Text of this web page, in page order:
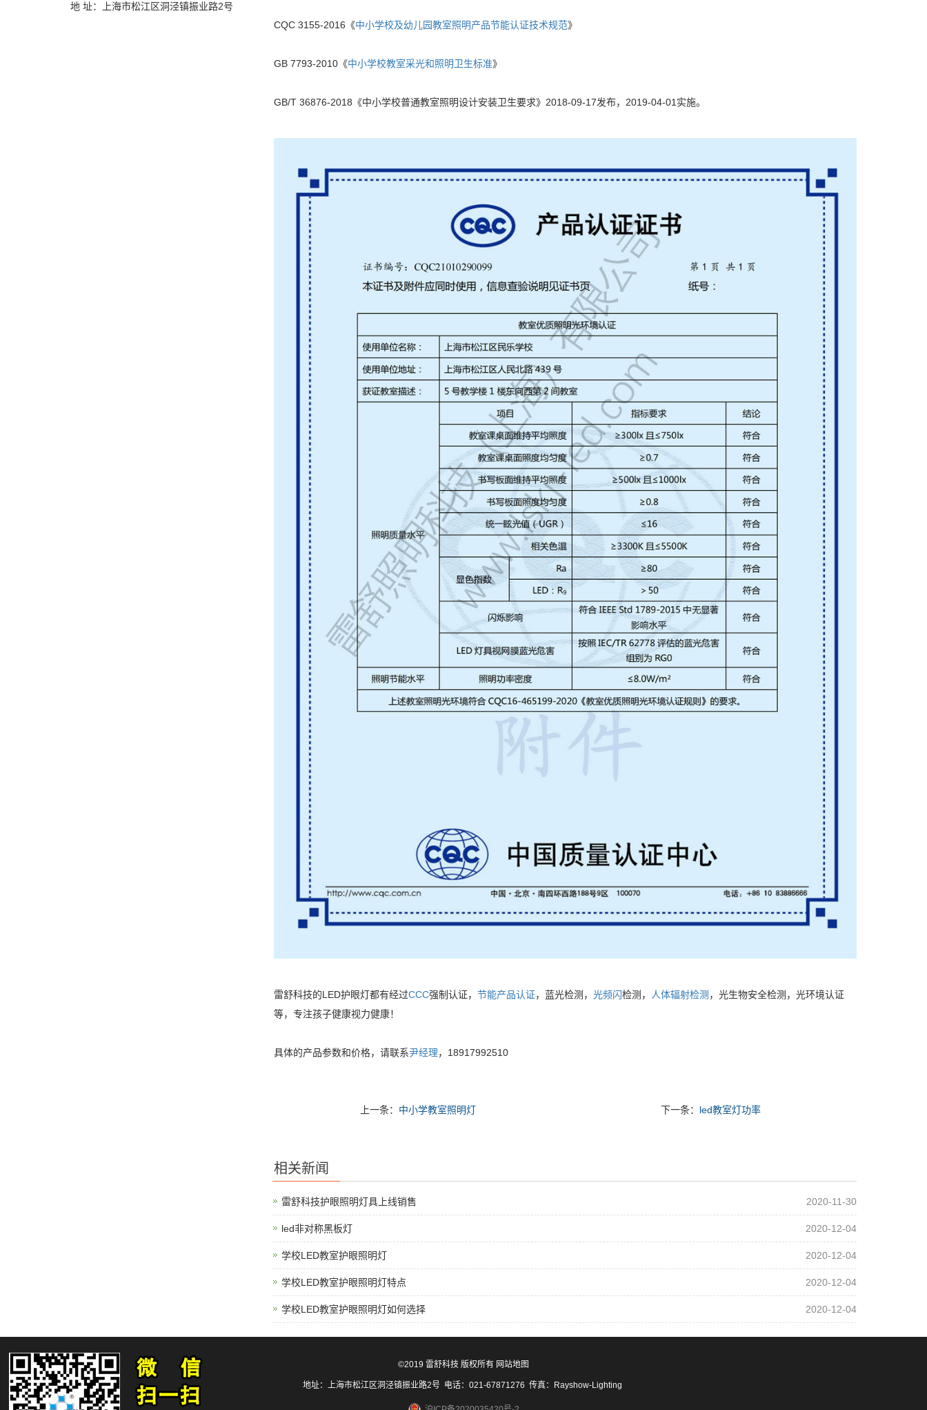
CQC 3155-2016《中小学校及幼儿园教室照明产品节能认证技术规范》
GB 7793-2010《中小学校教室采光和照明卫生标准》
GB/T 36876-2018《中小学校普通教室照明设计安装卫生要求》2018-09-17发布，2019-04-01实施。
雷舒科技的LED护眼灯都有经过CCC强制认证， 节能产品认证，蓝光检测， 光频闪检测， 人体辐射检测 ，光生物安全检测，光环境认证
等，专注孩子健康视力健康！
具体的产品参数和价格，请联系尹经理，18917992510
上一条： 中小学教室照明灯 下一条： led教室灯功率
相关新闻
雷舒科技护眼照明灯具上线销售 2020-11-30
led非对称黑板灯 2020-12-04
学校LED教室护眼照明灯 2020-12-04
学校LED教室护眼照明灯特点 2020-12-04
学校LED教室护眼照明灯如何选择 2020-12-04
地 址：上海市松江区洞泾镇振业路2号
©2019 雷舒科技 版权所有 网站地图
地址：上海市松江区洞泾镇振业路2号 电话：021-67871276 传真：Rayshow-Lighting